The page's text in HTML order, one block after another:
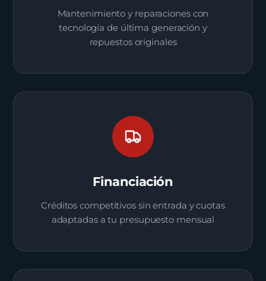
Mantenimiento y reparaciones con
tecnología de última generación y
repuestos originales
Financiación
Créditos competitivos sin entrada y cuotas
adaptadas a tu presupuesto mensual